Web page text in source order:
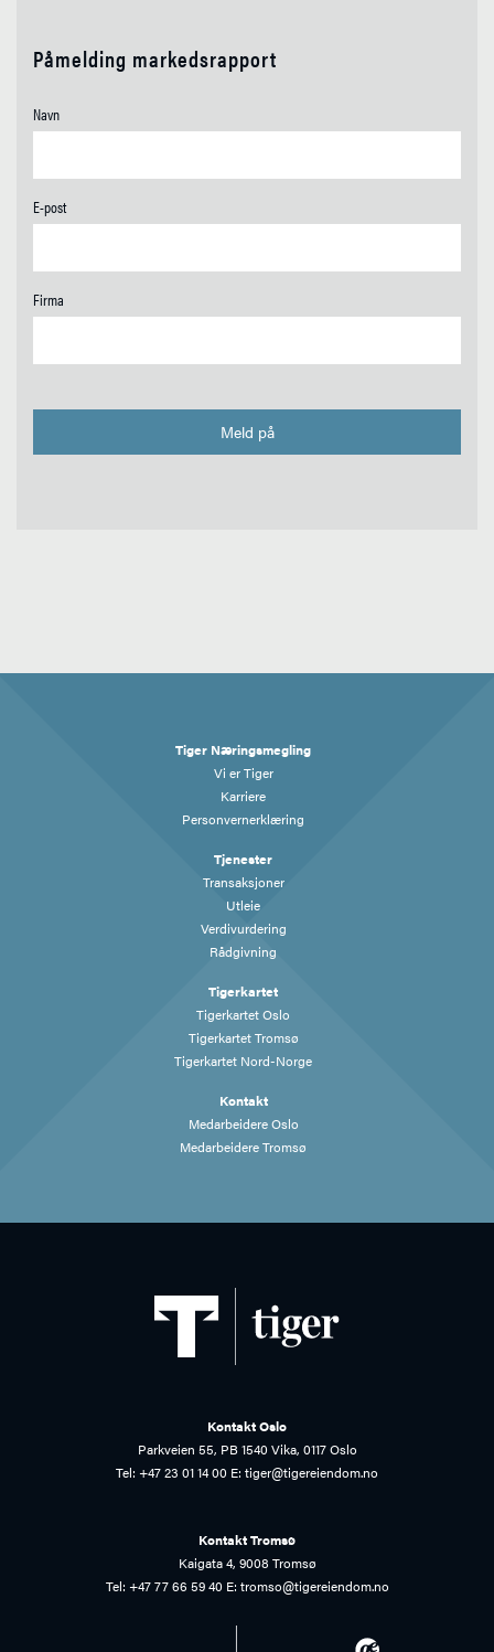
Påmelding markedsrapport
Navn
E-post
Firma
Meld på
Tiger Næringsmegling
Vi er Tiger
Karriere
Personvernerklæring
Tjenester
Transaksjoner
Utleie
Verdivurdering
Rådgivning
Tigerkartet
Tigerkartet Oslo
Tigerkartet Tromsø
Tigerkartet Nord-Norge
Kontakt
Medarbeidere Oslo
Medarbeidere Tromsø
Kontakt Oslo
Parkveien 55, PB 1540 Vika, 0117 Oslo
Tel: +47 23 01 14 00 E: tiger@tigereiendom.no
Kontakt Tromsø
Kaigata 4, 9008 Tromsø
Tel: +47 77 66 59 40 E: tromso@tigereiendom.no